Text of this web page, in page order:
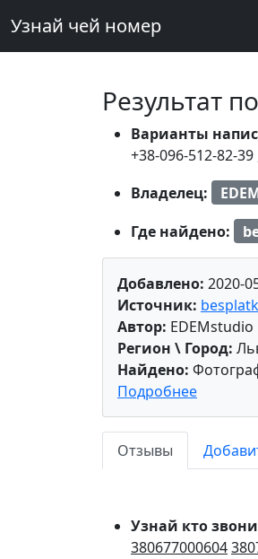
Узнай чей номер
Результат
Варианты
+38-096-512-82-39
Владелец:
Где найдено:
Добавлено: 2020-
Источник:
Автор: EDEMstudio
Регион \ Город:
Найдено:
Подробнее
Отзывы
Узнай кто
380677000604